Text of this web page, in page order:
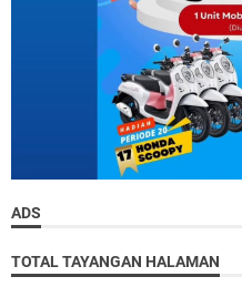
ADS
TOTAL TAYANGAN HALAMAN